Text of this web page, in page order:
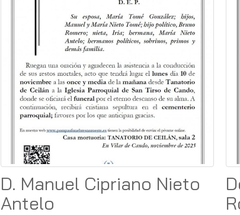
D. Manuel Cipriano Nieto
Antelo